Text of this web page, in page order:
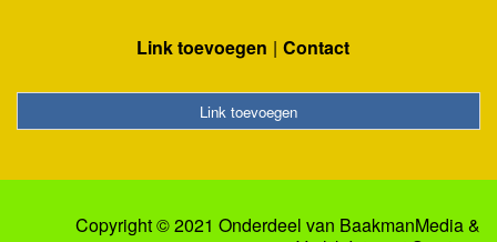
Link toevoegen Contact
Link toevoegen
Copyright © 2021 Onderdeel van BaakmanMedia&